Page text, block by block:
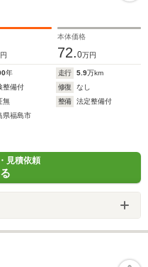
本体価格
72.0万円
年 走行 5.9万km
整備付 修復
なし
無 整備
法定整備付
県福島市
見積依頼